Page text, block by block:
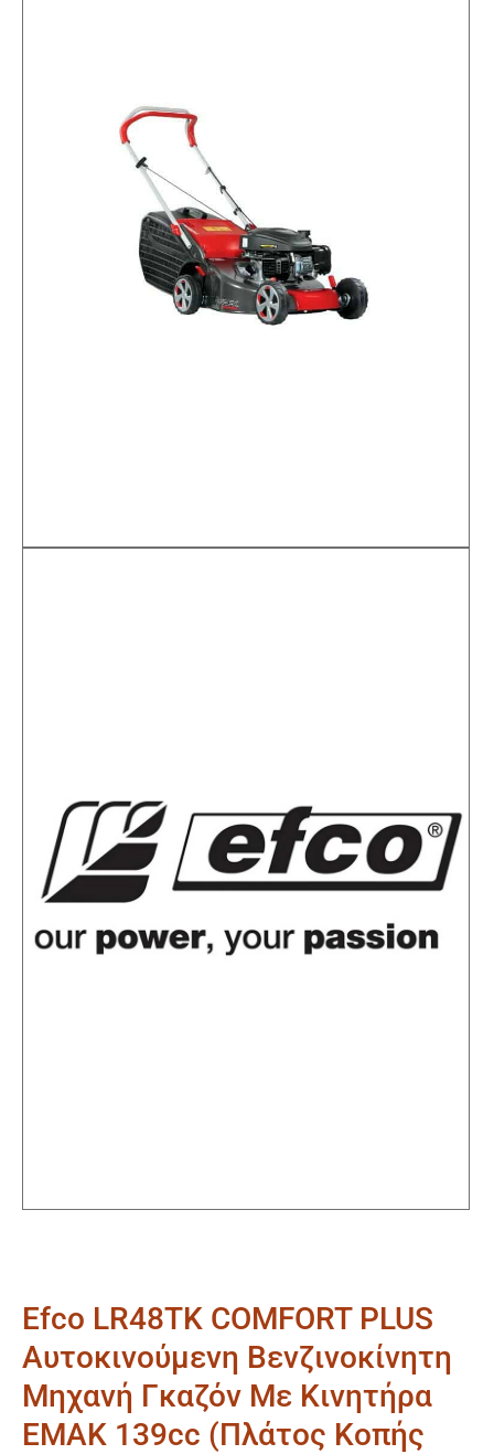
Efco LR48TK COMFORT PLUS
Αυτοκινούμενη Βενζινοκίνητη
Μηχανή Γκαζόν Με Κινητήρα
EMAK 139cc (Πλάτος Κοπής